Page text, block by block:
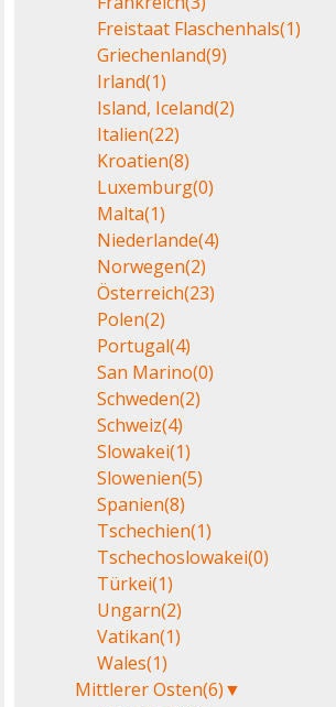
Freistaat Flaschenhals(1)
Griechenland(9)
Irland(1)
Island, Iceland(2)
Italien(22)
Kroatien(8)
Luxemburg(0)
Malta(1)
Niederlande(4)
Norwegen(2)
Österreich(23)
Polen(2)
Portugal(4)
San Marino(0)
Schweden(2)
Schweiz(4)
Slowakei(1)
Slowenien(5)
Spanien(8)
Tschechien(1)
Tschechoslowakei(0)
Türkei(1)
Ungarn(2)
Vatikan(1)
Wales(1)
Mittlerer Osten(6)▼